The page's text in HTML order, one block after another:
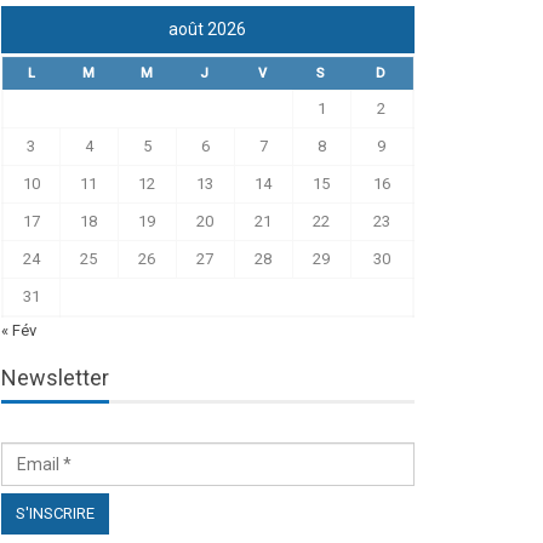
août 2026
L M M J V S D
1 2
3 4 5 6 7 8 9
10 11 12 13 14 15 16
17 18 19 20 21 22 23
24 25 26 27 28 29 30
31
« Fév
Newsletter